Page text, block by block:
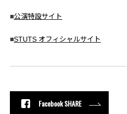
■公演特設サイト
■STUTS オフィシャルサイト
Facebook SHARE